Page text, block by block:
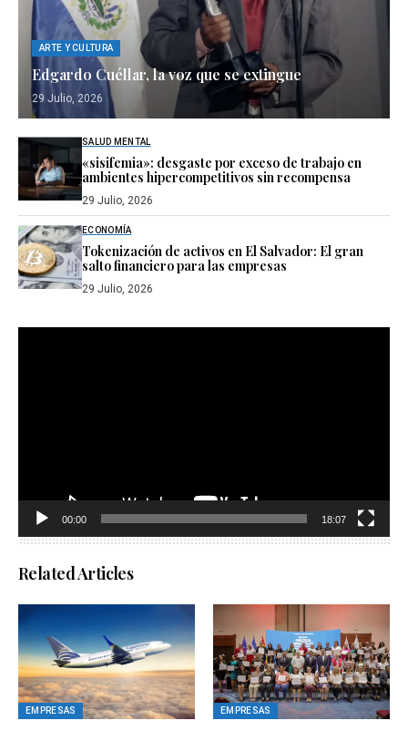
ARTE Y CULTURA
Edgardo Cuéllar, la voz que se extingue
29 Julio, 2026
SALUD MENTAL
«sisifemia»: desgaste por exceso de trabajo en
ambientes hipercompetitivos sin recompensa
29 Julio, 2026
ECONOMÍA
Tokenización de activos en El Salvador: El gran
salto financiero para las empresas
29 Julio, 2026
00:00 18:07
Related Articles
EMPRESAS EMPRESAS